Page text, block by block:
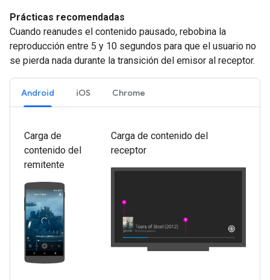
Prácticas recomendadas
Cuando reanudes el contenido pausado, rebobina la
reproducción entre 5 y 10 segundos para que el usuario no
se pierda nada durante la transición del emisor al receptor.
Android iOS Chrome
Carga de
contenido del
remitente
Carga de contenido del
receptor